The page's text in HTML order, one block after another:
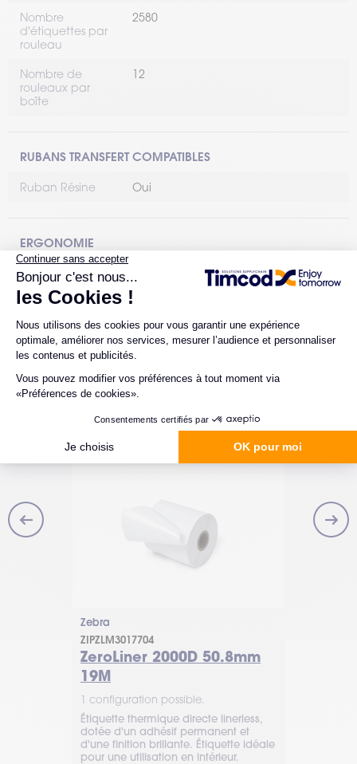
Nombre
d'étiquettes par
rouleau
2580
Nombre de
rouleaux par
boîte
12
RUBANS TRANSFERT COMPATIBLES
Ruban Résine Oui
ERGONOMIE
Conditionnement
Zebra
ZIPZLM3017704
ZeroLiner 2000D 50.8mm
19M
1 configuration possible.
Étiquette thermique directe linerless,
dotée d'un adhésif permanent et
d'une finition brillante. Étiquette idéale
pour une utilisation en intérieur.